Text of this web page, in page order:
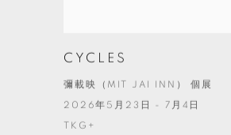
CYCLES
彌載映（MIT JAI INN） 個展
2026年5月23日 - 7月4日
TKG+